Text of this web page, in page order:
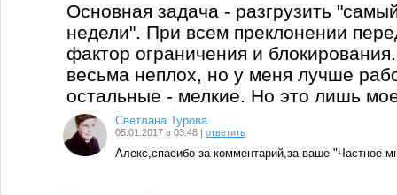
Основная задача - разгрузить
недели". При всем преклонении
фактор ограничения и
весьма неплох, но у меня лучше
остальные - мелкие. Но это лишь
Светлана Турова
05.01.2017 в 03:48 | ответить
Алекс,спасибо за комментарий,за ваше "Частное